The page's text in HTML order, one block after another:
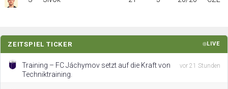
ZEITSPIEL TICKER LIVE
Training – FC Jáchymov setzt auf die Kraft von
Techniktraining.
vor 21 Stunden